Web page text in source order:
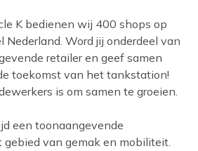
K bedienen wij 400 shops op
Word jij onderdeel van
retailer en geef samen
toekomst van het tankstation!
is om samen te groeien.
een toonaangevende
van gemak en mobiliteit.